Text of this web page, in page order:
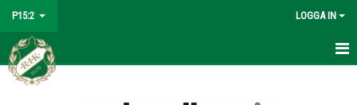
P15:2 LOGGA IN
HEM